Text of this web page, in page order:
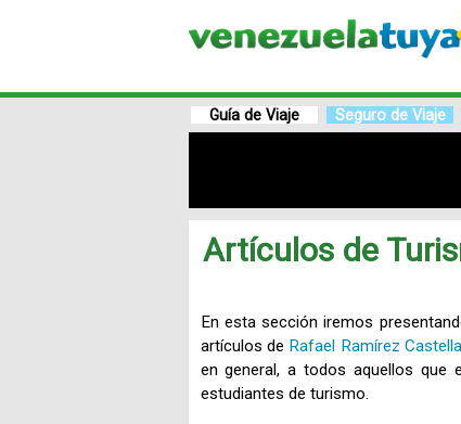
Guía de Viaje Seguro de Viaje
Artículos de
En esta sección iremos
artículos de Rafael Ramírez
en general, a todos aquellos que
estudiantes de turismo.